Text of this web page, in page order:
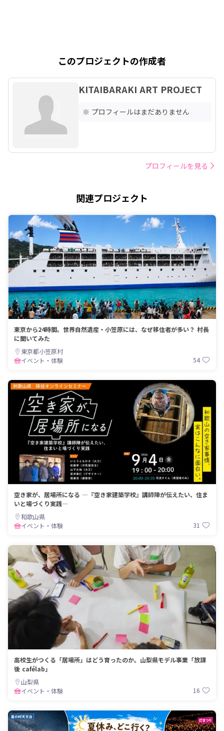
このプロジェクトの作成者
KITAIBARAKI ART PROJECT
※ プロフィールはまだありません
プロフィールを見る
関連プロジェクト
東京から24時間。世界自然遺産・小笠原には、なぜ移住者が多い？ 村長
に聞いてみた
東京都小笠原村
イベント・体験
54
空き家が、居場所になる ―『空き家建築学校』講師陣が伝えたい、住ま
いと場づくり実践―
和歌山県
イベント・体験
31
高校生がつくる「居場所」はどう育ったのか。山梨県モデル事業「放課
後 cafélab」
山梨県
イベント・体験
16